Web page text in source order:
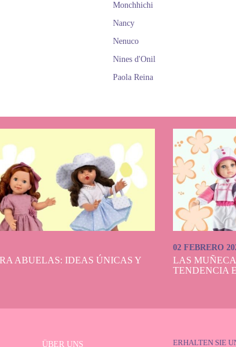
Monchhichi
Nancy
Nenuco
Nines d'Onil
Paola Reina
ABUELAS: IDEAS ÚNICAS Y
02 FEBRERO
LAS
TENDENCIA
ÜBER UNS ERHALTEN SIE